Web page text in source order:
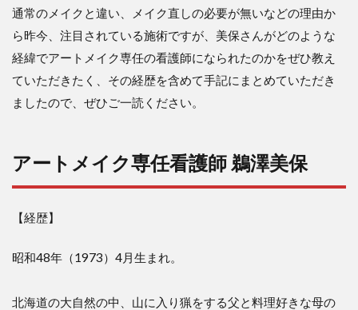
通常のメイクと違い、メイク直しの必要が無いなどの理由か
ら昨今、注目されている施術ですが、美保さんがどのような
経緯でアートメイク専任の看護師になられたのかをぜひ教え
ていただきたく、その経歴を含めて手記にまとめていただき
ましたので、ぜひご一読ください。
アートメイク専任看護師 鵜澤美保
【経歴】
昭和48年（1973）4月生まれ。
北海道の大自然の中、山に入り猟をする父と料理好きな母の